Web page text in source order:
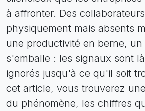
à affronter. Des
physiquement mais absents
une productivité en berne,
s'emballe : les signaux sont
ignorés jusqu'à ce qu'il soit
cet article, vous trouverez
du phénomène, les chiffres